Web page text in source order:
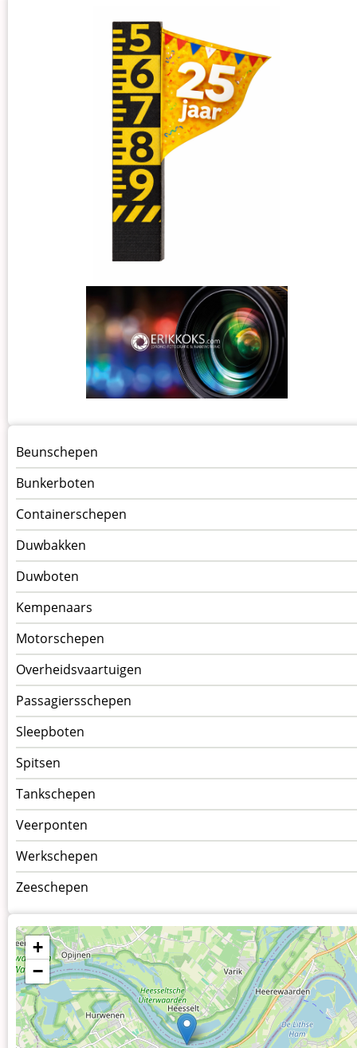
Menu
Schepen
Beunschepen
Bunkerboten
Containerschepen
Duwbakken
Duwboten
Kempenaars
Motorschepen
Overheidsvaartuigen
Passagiersschepen
Sleepboten
Spitsen
Tankschepen
Veerponten
Werkschepen
Zeeschepen
+
−